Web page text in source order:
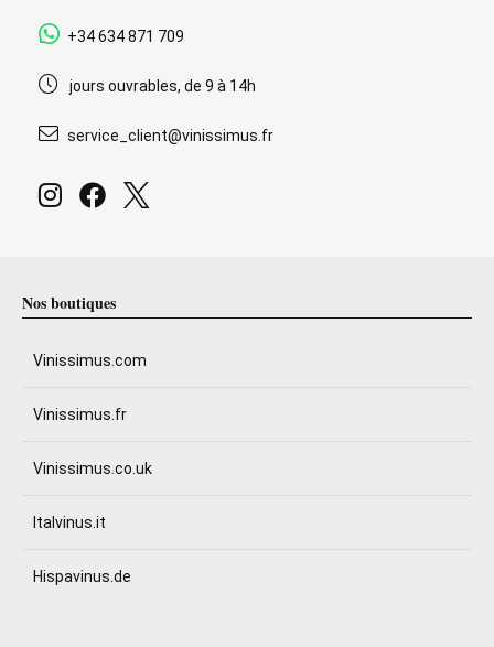
+34 634 871 709
jours ouvrables, de 9 à 14h
service_client@vinissimus.fr
Nos boutiques
Vinissimus.com
Vinissimus.fr
Vinissimus.co.uk
Italvinus.it
Hispavinus.de